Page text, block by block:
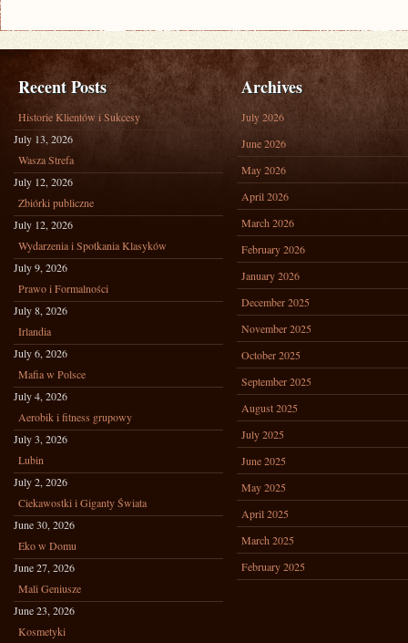
Recent Posts
Historie Klientów i Sukcesy
July 13, 2026
Wasza Strefa
July 12, 2026
Zbiórki publiczne
July 12, 2026
Wydarzenia i Spotkania Klasyków
July 9, 2026
Prawo i Formalności
July 8, 2026
Irlandia
July 6, 2026
Mafia w Polsce
July 4, 2026
Aerobik i fitness grupowy
July 3, 2026
Lubin
July 2, 2026
Ciekawostki i Giganty Świata
June 30, 2026
Eko w Domu
June 27, 2026
Mali Geniusze
June 23, 2026
Kosmetyki
Archives
July 2026
June 2026
May 2026
April 2026
March 2026
February 2026
January 2026
December 2025
November 2025
October 2025
September 2025
August 2025
July 2025
June 2025
May 2025
April 2025
March 2025
February 2025